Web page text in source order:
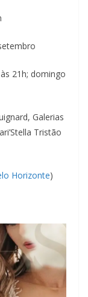
21h; domingo
Galerias
Tristão
Horizonte)